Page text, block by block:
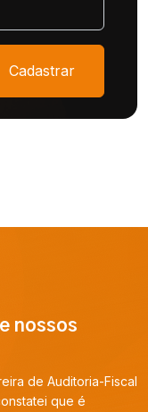
Cadastrar
nossos
de Auditoria-Fiscal
que é